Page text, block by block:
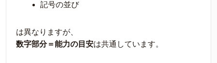
記号の並び
は異なりますが、
数字部分＝能力の目安は共通しています。